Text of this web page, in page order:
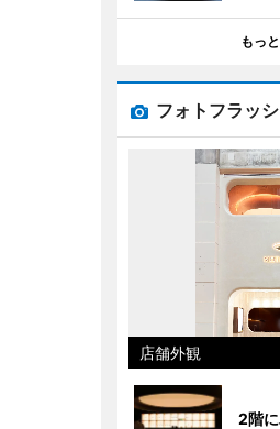
もっ
フォトフラッ
店舗外観
2階